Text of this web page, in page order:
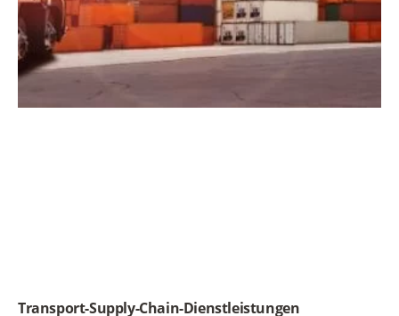
Transport-Supply-Chain-Dienstleistungen